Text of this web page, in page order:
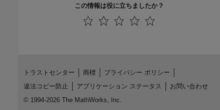
この情報は役に立ちましたか？
トラストセンター 商標
プライバシー ポリシー
違法コピー防止
アプリケーション ステータス
お問い合わせ
© 1994-2026 The MathWorks, Inc.